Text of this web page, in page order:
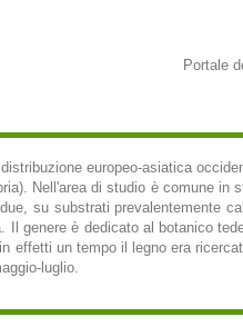
Portale
europeo-asiatica
Nell'area di studio è comune
su substrati prevalentemente
genere è dedicato al botanico
effetti un tempo il legno era
luglio.